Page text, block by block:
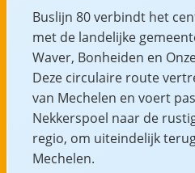
Buslijn 80 verbindt het
met de landelijke
Waver, Bonheiden en
Deze circulaire route
van Mechelen en voert
Nekkerspoel naar de
regio, om uiteindelijk
Mechelen.